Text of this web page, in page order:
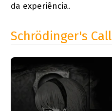
da experiência.
Schrödinger's Call